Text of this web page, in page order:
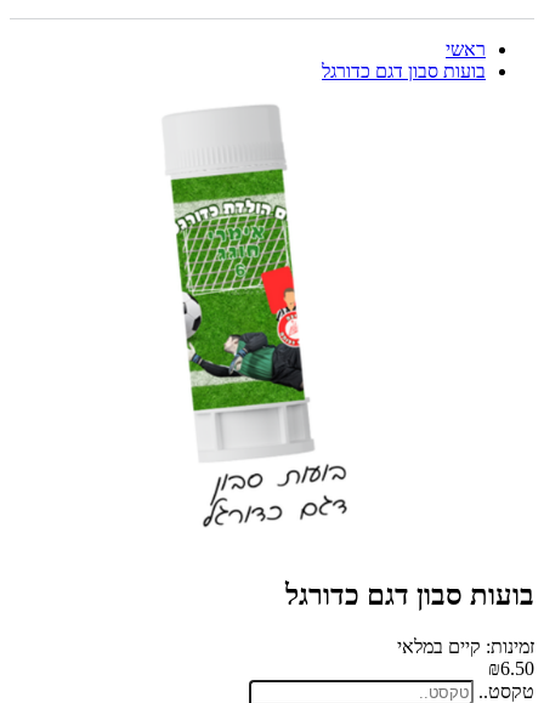
ראשי
בועות סבון דגם כדורגל
בועות סבון דגם כדורגל
זמינות: קיים במלאי
₪6.50
טקסט..